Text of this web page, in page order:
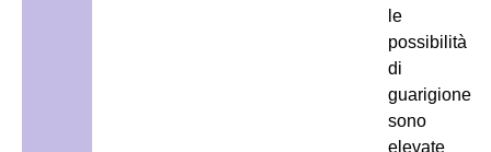
le
possibilità
di
guarigione
sono
elevate